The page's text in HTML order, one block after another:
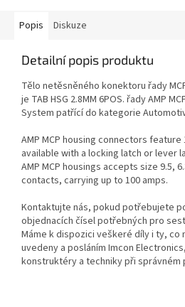
Popis Diskuze
Detailní popis produktu
Tělo netěsněného konektoru řady
je TAB HSG 2.8MM 6POS. řady AMP
System patřící do kategorie
AMP MCP housing connectors
available with a locking latch or lever
AMP MCP housings accepts size 9.5,
contacts, carrying up to 100 amps.
Kontaktujte nás, pokud potřebujete
objednacích čísel potřebných pro
Máme k dispozici veškeré díly i ty, co
uvedeny a posláním Imcon
konstruktéry a techniky při správném